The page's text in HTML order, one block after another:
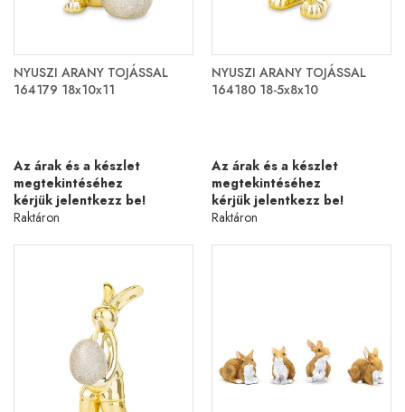
NYUSZI ARANY TOJÁSSAL
164179 18x10x11
Az árak és a készlet
megtekintéséhez
kérjük jelentkezz be!
Raktáron
NYUSZI ARANY TOJÁSSAL
164180 18-5x8x10
Az árak és a készlet
megtekintéséhez
kérjük jelentkezz be!
Raktáron